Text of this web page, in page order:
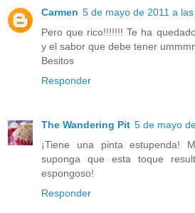
Carmen 5 de mayo de 2011 a
Pero que rico!!!!!!! Te ha
y el sabor que debe tener
Besitos
Responder
The Wandering Pit 5 de mayo
¡Tiene una pinta estupenda!
suponga que esta toque
espongoso!
Responder